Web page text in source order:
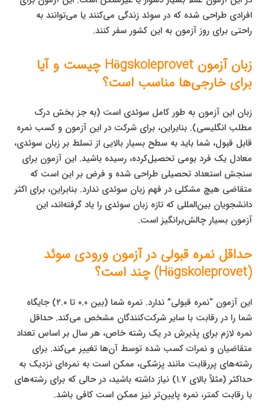
افرادی طراحی شده که در سوئد زندگی می‌کنند یا می‌توانند به
راحتی برای روز آزمون به این کشور سفر کنند.
زبان آزمون Högskoleprovet چیست و آیا
برای خارجی‌ها مناسب است؟
زبان این آزمون به طور کامل سوئدی است (به جز بخش درک
مطلب انگلیسی). بنابراین، برای شرکت در این آزمون و کسب نمره
قابل قبول، شما باید به سطح بسیار بالایی از تسلط بر زبان سوئدی،
معادل یک فرد بومی تحصیل‌کرده، رسیده باشید. این آزمون برای
سنجش استعداد تحصیلی طراحی شده و فرض بر این است که
متقاضی هیچ مشکلی در فهم زبان سوئدی ندارد. بنابراین، برای اکثر
دانشجویان بین‌المللی که تازه زبان سوئدی را یاد گرفته‌اند، این
آزمون بسیار چالش‌برانگیز است.
حداقل نمره قبولی در آزمون ورودی سوئد
(Högskoleprovet) چند است؟
این آزمون “نمره قبولی” ندارد. نمره شما (بین ۰.۰ تا ۲.۰) جایگاه
شما را در رقابت با سایر شرکت‌کنندگان مشخص می‌کند. حداقل
نمره لازم برای پذیرش در یک رشته خاص، هر سال بر اساس تعداد
متقاضیان و نمرات کسب شده توسط آن‌ها تغییر می‌کند. برای
رشته‌های پررقابت مانند پزشکی، ممکن است به نمره‌ای نزدیک به
حداکثر (مثلاً بالای ۱.۷) نیاز داشته باشید، در حالی که برای رشته‌های
با رقابت کمتر، نمره پایین‌تر نیز ممکن است کافی باشد.